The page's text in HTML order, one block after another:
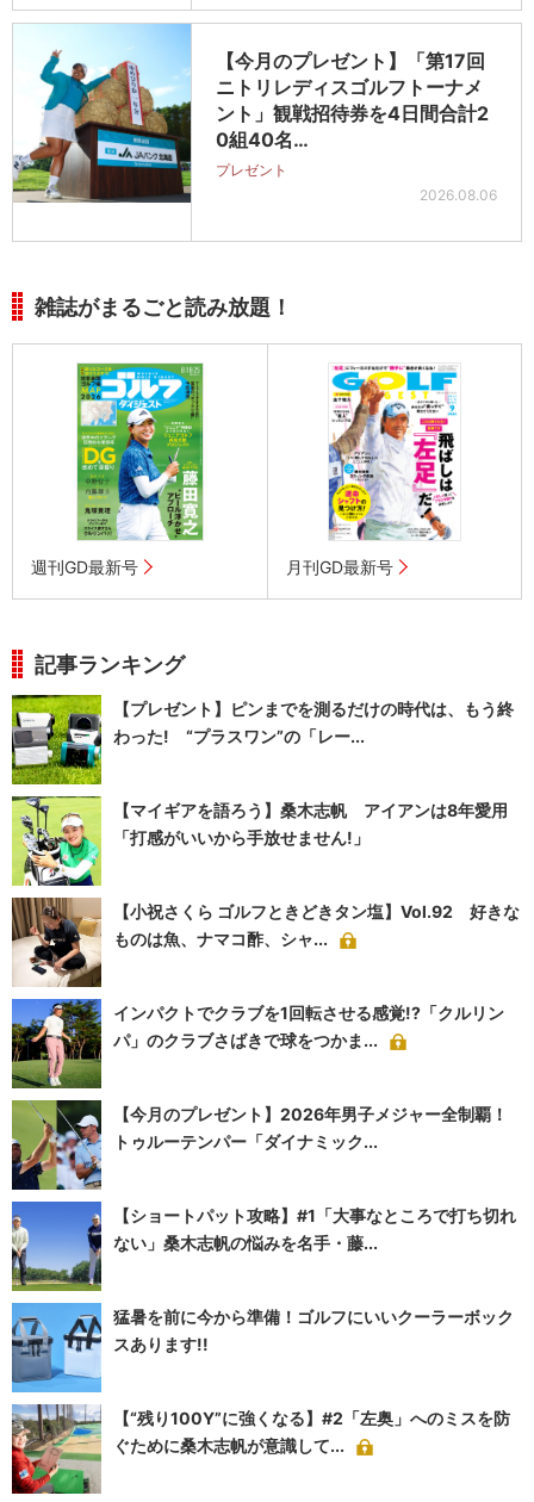
【今月のプレゼント】「第17回
ニトリレディスゴルフトーナメ
ント」観戦招待券を4日間合計2
0組40名…
プレゼント
2026.08.06
雑誌がまるごと読み放題！
週刊GD最新号 月刊GD最新号
記事ランキング
【プレゼント】ピンまでを測るだけの時代は、もう終
わった! “プラスワン”の「レー...
【マイギアを語ろう】桑木志帆 アイアンは8年愛用
「打感がいいから手放せません!」
【小祝さくら ゴルフときどきタン塩】Vol.92 好きな
ものは魚、ナマコ酢、シャ...
インパクトでクラブを1回転させる感覚!?「クルリン
パ」のクラブさばきで球をつかま...
【今月のプレゼント】2026年男子メジャー全制覇！
トゥルーテンパー「ダイナミック...
【ショートパット攻略】#1「大事なところで打ち切れ
ない」桑木志帆の悩みを名手・藤...
猛暑を前に今から準備！ゴルフにいいクーラーボック
スあります!!
【“残り100Y”に強くなる】#2「左奥」へのミスを防
ぐために桑木志帆が意識して...